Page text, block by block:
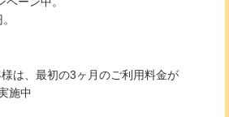
は、最初の3ヶ月のご利用料金が
施中